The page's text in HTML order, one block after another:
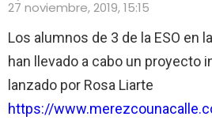
27 noviembre, 2019, 15:15
Los alumnos de 3 de la ESO en
han llevado a cabo un proyecto
lanzado por Rosa Liarte
https://